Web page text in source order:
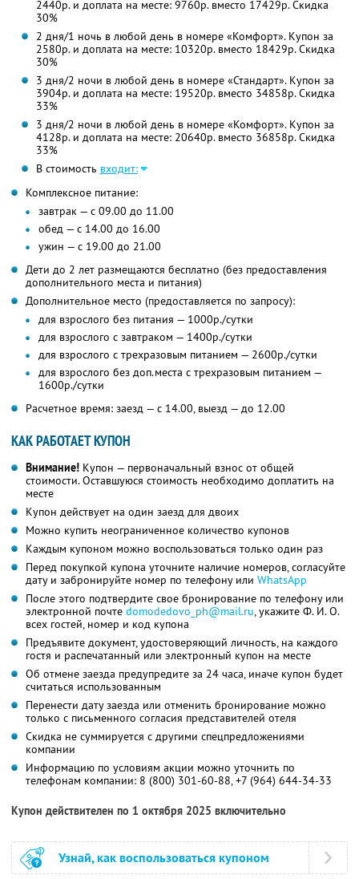
2440р. и доплата на месте: 9760р. вместо 17429р. Скидка
30%
2 дня/1 ночь в любой день в номере «Комфорт». Купон за
2580р. и доплата на месте: 10320р. вместо 18429р. Скидка
30%
3 дня/2 ночи в любой день в номере «Стандарт». Купон за
3904р. и доплата на месте: 19520р. вместо 34858р. Скидка
33%
3 дня/2 ночи в любой день в номере «Комфорт». Купон за
4128р. и доплата на месте: 20640р. вместо 36858р. Скидка
33%
В стоимость входит:
Комплексное питание:
завтрак — с 09.00 до 11.00
обед — с 14.00 до 16.00
ужин — с 19.00 до 21.00
Дети до 2 лет размещаются бесплатно (без предоставления
дополнительного места и питания)
Дополнительное место (предоставляется по запросу):
для взрослого без питания — 1000р./сутки
для взрослого с завтраком — 1400р./сутки
для взрослого с трехразовым питанием — 2600р./сутки
для взрослого без доп.места с трехразовым питанием —
1600р./сутки
Расчетное время: заезд — с 14.00, выезд — до 12.00
КАК РАБОТАЕТ КУПОН
Внимание! Купон — первоначальный взнос от общей
стоимости. Оставшуюся стоимость необходимо доплатить на
месте
Купон действует на один заезд для двоих
Можно купить неограниченное количество купонов
Каждым купоном можно воспользоваться только один раз
Перед покупкой купона уточните наличие номеров, согласуйте
дату и забронируйте номер по телефону или WhatsApp
После этого подтвердите свое бронирование по телефону или
электронной почте domodedovo_ph@mail.ru,укажите Ф. И. О.
всех гостей, номер и код купона
Предъявите документ, удостоверяющий личность, на каждого
гостя и распечатанный или электронный купон на месте
Об отмене заезда предупредите за 24 часа, иначе купон будет
считаться использованным
Перенести дату заезда или отменить бронирование можно
только с письменного согласия представителей отеля
Скидка не суммируется с другими спецпредложениями
компании
Информацию по условиям акции можно уточнить по
телефонам компании: 8 (800) 301-60-88, +7 (964) 644-34-33
Купон действителен по 1 октября 2025 включительно
Узнай, как воспользоваться купоном